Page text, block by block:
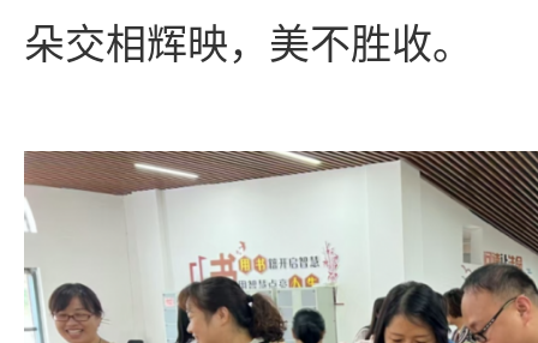
朵交相辉映，美不胜收。